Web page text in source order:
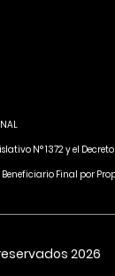
N° 1372 y el
Final por
2026